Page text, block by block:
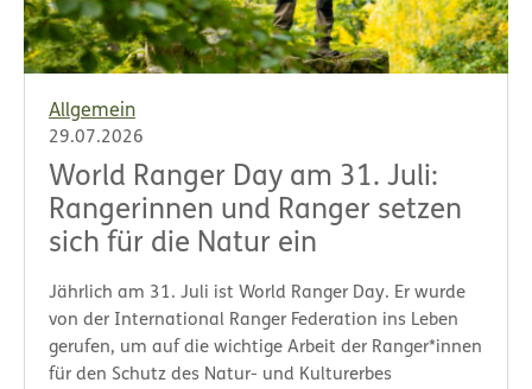
Allgemein
29.07.2026
World Ranger Day am 31. Juli:
Rangerinnen und Ranger setzen
sich für die Natur ein
Jährlich am 31. Juli ist World Ranger Day. Er wurde
von der International Ranger Federation ins Leben
gerufen, um auf die wichtige Arbeit der Ranger*innen
für den Schutz des Natur- und Kulturerbes